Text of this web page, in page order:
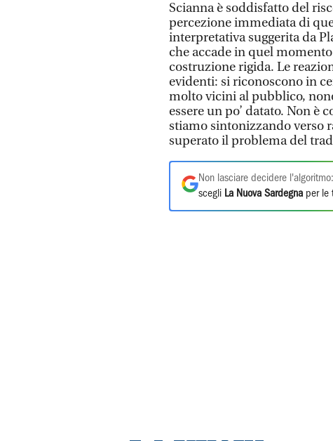
Scianna è soddisfatto del
percezione immediata di
interpretativa suggerita da
che accade in quel
costruzione rigida. Le
evidenti: si riconoscono in
molto vicini al pubblico,
essere un po’ datato. Non è
stiamo sintonizzando verso
superato il problema del
Non lasciare decidere l'algoritmo:
scegli La Nuova Sardegna per le